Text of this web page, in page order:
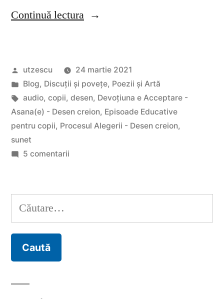
Continuă lectura„Proiect
pentru
copii”
Publicat
de
utzescu
24 martie 2021
Publicat
în
Blog, Discuții și povețe, Poezii și Artă
Etichete:
audio, copii, desen, Devoțiuna e Acceptare -
Asana(e) - Desen creion, Episoade Educative
pentru copii, Procesul Alegerii - Desen creion,
sunet
5 comentariila
Educative
copii
Caută
după: